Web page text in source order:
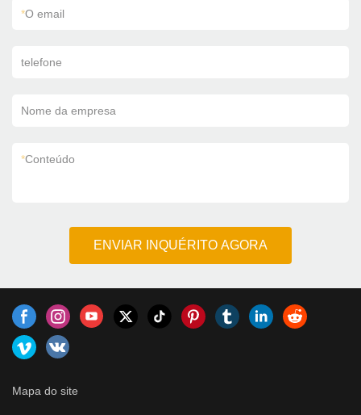
*O email
telefone
Nome da empresa
*Conteúdo
ENVIAR INQUÉRITO AGORA
Mapa do site